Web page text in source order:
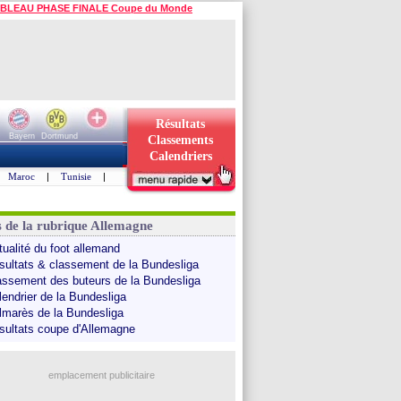
PHASE FINALE Coupe du Monde
Bayern
Dortmund
Résultats
Classements
Calendriers
Maroc | Tunisie |
de la rubrique Allemagne
du foot allemand
& classement de la Bundesliga
des buteurs de la Bundesliga
de la Bundesliga
de la Bundesliga
coupe d'Allemagne
emplacement publicitaire